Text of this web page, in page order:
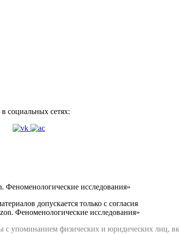
социальных сетях:
Феноменологические исследования»
допускается только с согласия
Феноменологические исследования»
упоминанием физических и юридических лиц,